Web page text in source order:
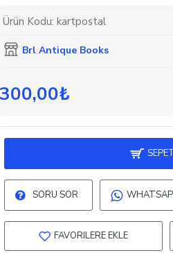
300,00₺
Ürün Kodu: kartpostal
Brl Antique Books
SORU SOR
FAVORILERE EKLE